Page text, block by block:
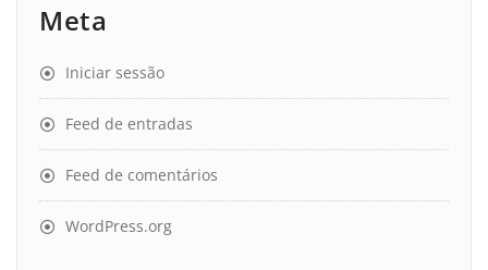
Meta
Iniciar sessão
Feed de entradas
Feed de comentários
WordPress.org